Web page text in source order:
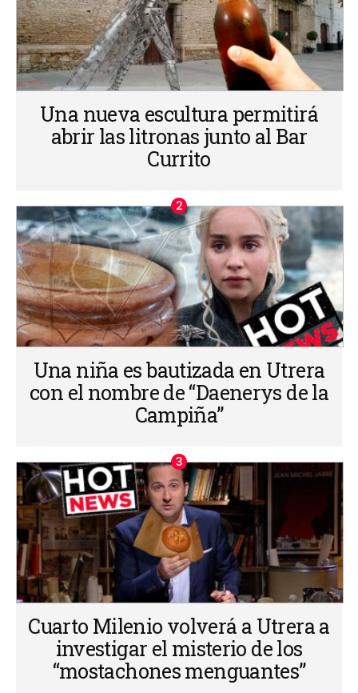
Una nueva escultura permitirá
abrir las litronas junto al Bar
Currito
Una niña es bautizada en Utrera
con el nombre de “Daenerys de la
Campiña”
Cuarto Milenio volverá a Utrera a
investigar el misterio de los
“mostachones menguantes”